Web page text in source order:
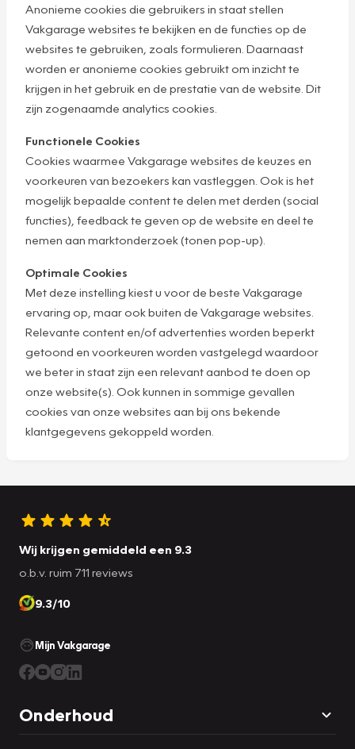
Anonieme cookies die gebruikers in staat stellen
Vakgarage websites te bekijken en de functies op de
websites te gebruiken, zoals formulieren. Daarnaast
worden er anonieme cookies gebruikt om inzicht te
krijgen in het gebruik en de prestatie van de website. Dit
zijn zogenaamde analytics cookies.
Functionele Cookies
Cookies waarmee Vakgarage websites de keuzes en
voorkeuren van bezoekers kan vastleggen. Ook is het
mogelijk bepaalde content te delen met derden (social
functies), feedback te geven op de website en deel te
nemen aan marktonderzoek (tonen pop-up).
Optimale Cookies
Met deze instelling kiest u voor de beste Vakgarage
ervaring op, maar ook buiten de Vakgarage websites.
Relevante content en/of advertenties worden beperkt
getoond en voorkeuren worden vastgelegd waardoor
we beter in staat zijn een relevant aanbod te doen op
onze website(s). Ook kunnen in sommige gevallen
cookies van onze websites aan bij ons bekende
klantgegevens gekoppeld worden.
Wij krijgen gemiddeld een 9.3
o.b.v. ruim 711 reviews
9.3/10
Mijn Vakgarage
Onderhoud